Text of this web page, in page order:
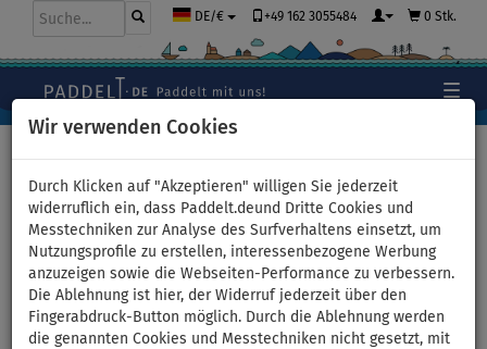
Wir verwenden Cookies
Durch Klicken auf "Akzeptieren" willigen Sie jederzeit
widerruflich ein, dass Paddelt.deund Dritte Cookies und
Messtechniken zur Analyse des Surfverhaltens einsetzt, um
Nutzungsprofile zu erstellen, interessenbezogene Werbung
anzuzeigen sowie die Webseiten-Performance zu verbessern.
Die Ablehnung ist hier, der Widerruf jederzeit über den
Fingerabdruck-Button möglich. Durch die Ablehnung werden
die genannten Cookies und Messtechniken nicht gesetzt, mit
DE/€ +49 162 3055484 0 Stk.
Set - Paddel Aqua Marina
Sport III Modell 2025 + Floater
- Variante: neon blau